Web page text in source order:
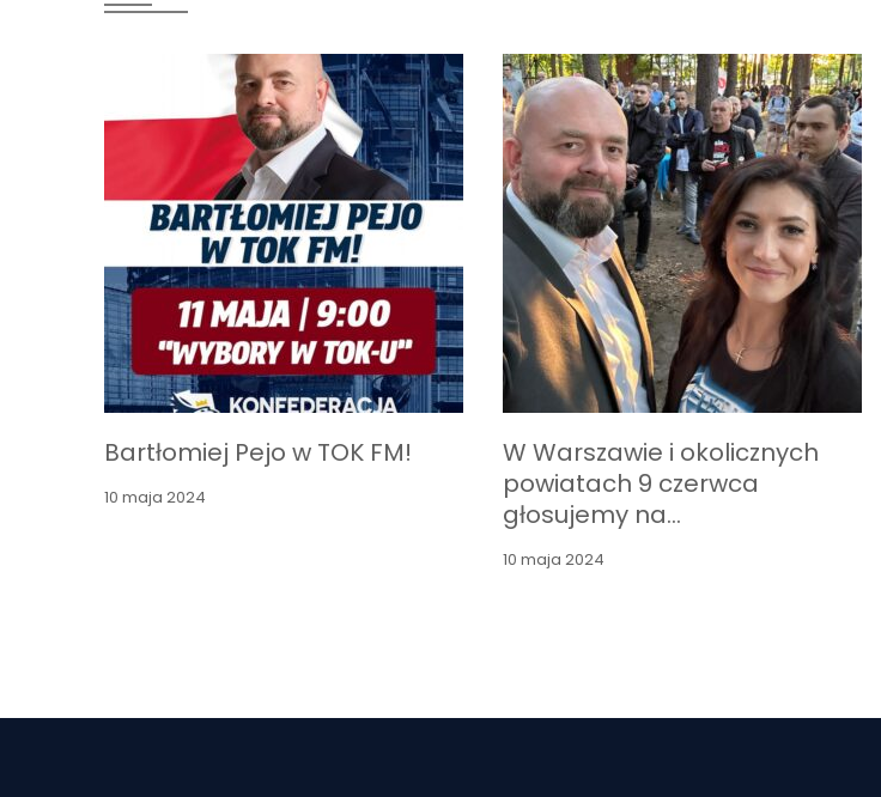
Bartłomiej Pejo w TOK FM!
10 maja 2024
W Warszawie i okolicznych
powiatach 9 czerwca
głosujemy na…
10 maja 2024